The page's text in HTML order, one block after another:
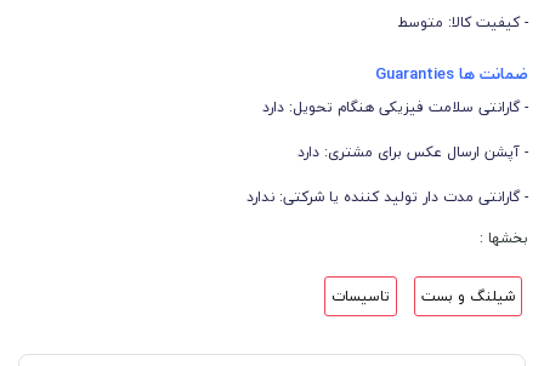
- کیفیت کالا: متوسط
ضمانت ها Guaranties
- گارانتی سلامت فیزیکی هنگام تحویل: دارد
- آپشن ارسال عکس برای مشتری: دارد
- گارانتی مدت دار تولید کننده یا شرکتی: ندارد
بخشها :
شیلنگ و بست تاسیسات